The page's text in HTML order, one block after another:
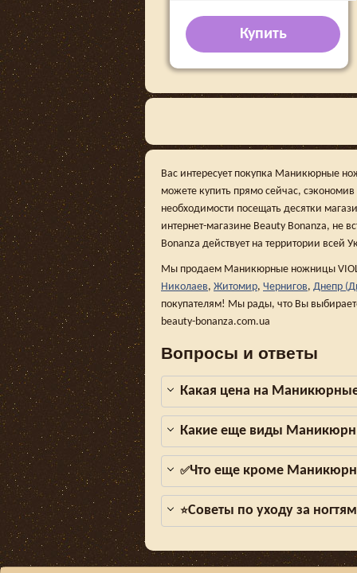
Купить
Вас интересует покупка Маникюрные
можете купить прямо сейчас,
необходимости посещать десятки
интернет-магазине Beauty Bonanza, не
Bonanza действует на территории всей
Мы продаем Маникюрные ножницы VIOL
Николаев, Житомир, Чернигов, Днепр
покупателям! Мы рады, что Вы
beauty-bonanza.com.ua
Вопросы и ответы
Какая цена на
Какие еще виды
✅Что еще кроме
⭐Советы по уходу за